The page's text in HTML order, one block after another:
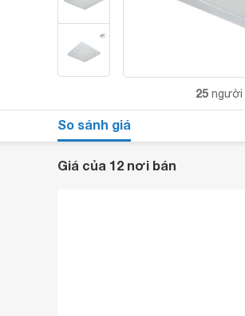
25 người
So sánh giá
Giá của 12 nơi bán